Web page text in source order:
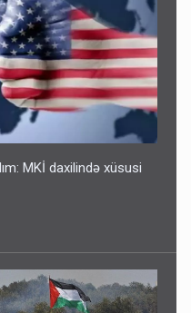
MKİ daxilində xüsusi